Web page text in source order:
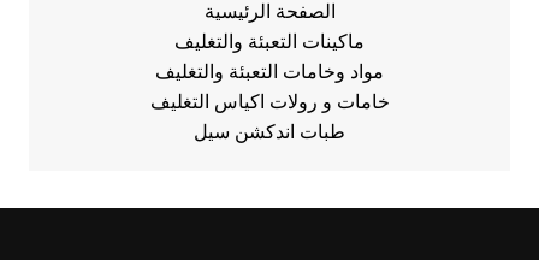
الصفحة الرئيسية
ماكينات التعبئة والتغليف
مواد وخامات التعبئة والتغليف
خامات و رولات اكياس التغليف
طبات اندكشن سيل